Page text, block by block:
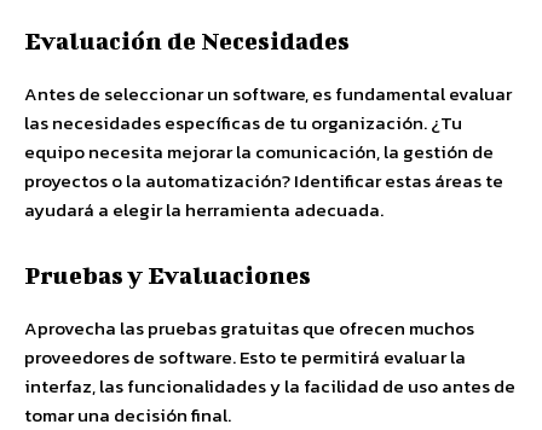
Evaluación de Necesidades
Antes de seleccionar un software, es fundamental evaluar
las necesidades específicas de tu organización. ¿Tu
equipo necesita mejorar la comunicación, la gestión de
proyectos o la automatización? Identificar estas áreas te
ayudará a elegir la herramienta adecuada.
Pruebas y Evaluaciones
Aprovecha las pruebas gratuitas que ofrecen muchos
proveedores de software. Esto te permitirá evaluar la
interfaz, las funcionalidades y la facilidad de uso antes de
tomar una decisión final.